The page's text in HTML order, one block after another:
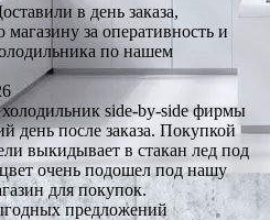
в день заказа,
за оперативность и
по нашем
side-by-side фирмы
день после заказа. Покупкой
выкидывает в стакан лед под
очень подошел под нашу
для покупок.
предложений